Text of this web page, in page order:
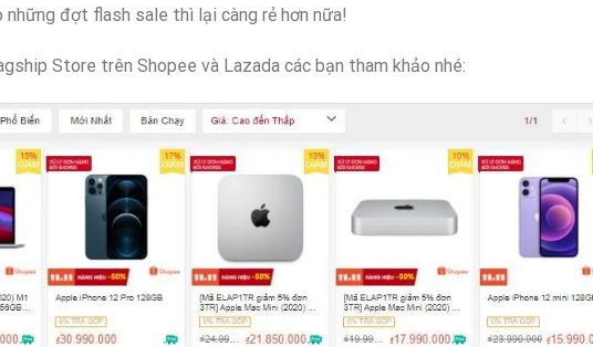
những đợt flash sale thì lại càng rẻ hơn nữa!
Store trên Shopee và Lazada các bạn tham khảo nhé: